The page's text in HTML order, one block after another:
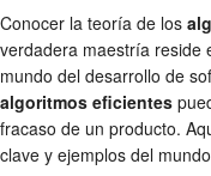
Conocer la teoría de los
verdadera maestría reside
mundo del desarrollo de
algoritmos eficientes
fracaso de un producto.
clave y ejemplos del